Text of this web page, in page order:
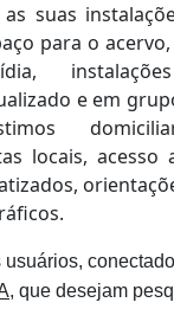
as suas
para o
e em
locais,
usuários,
, que desejam